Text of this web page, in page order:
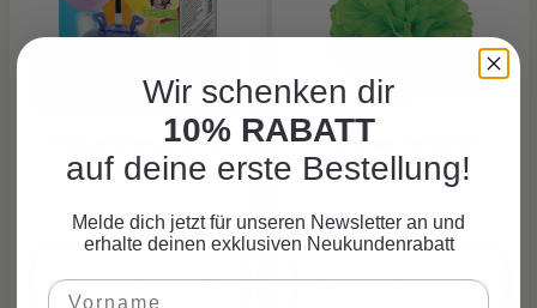
Heliumflasche für
ca. 20 Ballone
CHF 31.90*
Pompon hellgrün
40cm, 1 Stk
CHF 4.85*
Wir schenken dir
10% RABATT
auf deine erste Bestellung!
Melde dich jetzt für unseren Newsletter an und
erhalte deinen exklusiven Neukundenrabatt